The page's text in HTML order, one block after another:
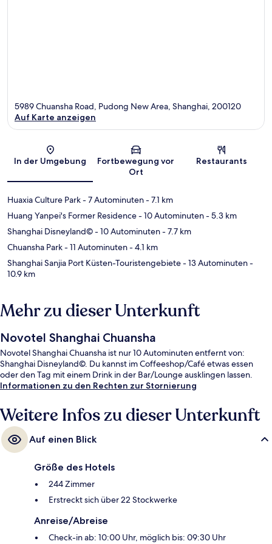
Karte
5989 Chuansha Road, Pudong New Area, Shanghai, 200120
Auf Karte anzeigen
In der Umgebung
Fortbewegung vor
Ort
Restaurants
Huaxia Culture Park- 7 Autominuten- 7.1 km
Huang Yanpei's Former Residence- 10 Autominuten- 5.3 km
Shanghai Disneyland©- 10 Autominuten- 7.7 km
Chuansha Park- 11 Autominuten- 4.1 km
Shanghai Sanjia Port Küsten-Touristengebiete- 13 Autominuten-
10.9 km
Mehr zu dieser Unterkunft
Novotel Shanghai Chuansha
Novotel Shanghai Chuansha ist nur 10 Autominuten entfernt von:
Shanghai Disneyland©. Du kannst im Coffeeshop/Café etwas essen
oder den Tag mit einem Drink in der Bar/Lounge ausklingen lassen.
Informationen zu den Rechten zur Stornierung
Weitere Infos zu dieser Unterkunft
Auf einen Blick
Größe des Hotels
244 Zimmer
Erstreckt sich über 22 Stockwerke
Anreise/Abreise
Check-in ab: 10:00 Uhr, möglich bis: 09:30 Uhr